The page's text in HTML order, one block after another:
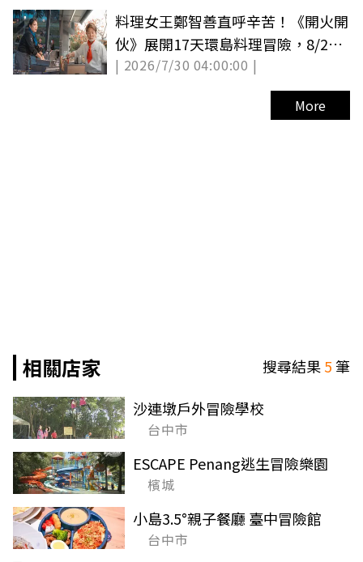
料理女王鄭智善直呼辛苦！《開火開
伙》展開17天環島料理冒險，8/29
首播快鎖定
| 2026/7/30 04:00:00 |
More
相關店家 搜尋結果5筆
沙連墩戶外冒險學校
台中市
ESCAPE Penang逃生冒險樂園
檳城
小島3.5°親子餐廳 臺中冒險館
台中市